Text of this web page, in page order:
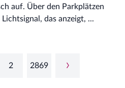
auf. Über den Parkplätzen
das anzeigt, ...
2 2869